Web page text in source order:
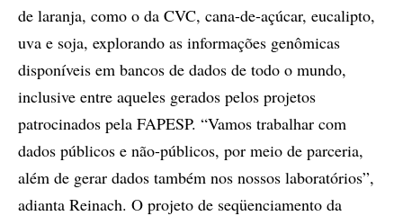
de laranja, como o da CVC, cana-de-açúcar, eucalipto,
uva e soja, explorando as informações genômicas
disponíveis em bancos de dados de todo o mundo,
inclusive entre aqueles gerados pelos projetos
patrocinados pela FAPESP. “Vamos trabalhar com
dados públicos e não-públicos, por meio de parceria,
além de gerar dados também nos nossos laboratórios”,
adianta Reinach. O projeto de seqüenciamento da